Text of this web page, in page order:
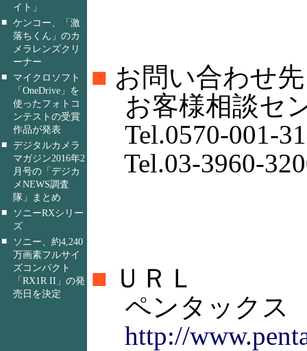
イト」
■ ケンコー、「激
落ちくん」のカ
メラレンズクリ
ーナー
■
マイクロソフト
「OneDrive」を
使ったフォトコ
ンテストの受賞
作品が発表
■ デジタルカメラ
マガジン2016年2
月号の「デジカ
メNEWS調査
隊」まとめ
■
ソニーRXシリー
ズ
■
ソニー、約4,240
万画素フルサイ
ズコンパクト
「RX1R II」の発
売日を決定
■ お問い合わせ先
お客様相談セ
Tel.0570-001-
Tel.03-3960-
■ ＵＲＬ
ペンタックス
http://